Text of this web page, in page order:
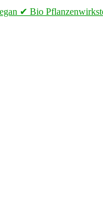
✔ Bio